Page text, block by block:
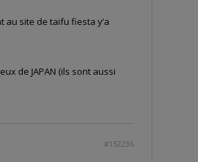
site de taifu fiesta y’a
de JAPAN (ils sont aussi
#152236